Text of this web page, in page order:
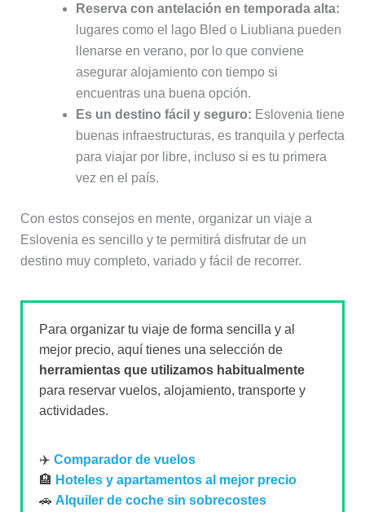
Reserva con antelación en temporada alta:
lugares como el lago Bled o Liubliana pueden
llenarse en verano, por lo que conviene
asegurar alojamiento con tiempo si
encuentras una buena opción.
Es un destino fácil y seguro: Eslovenia tiene
buenas infraestructuras, es tranquila y perfecta
para viajar por libre, incluso si es tu primera
vez en el país.
Con estos consejos en mente, organizar un viaje a
Eslovenia es sencillo y te permitirá disfrutar de un
destino muy completo, variado y fácil de recorrer.
Para organizar tu viaje de forma sencilla y al
mejor precio, aquí tienes una selección de
herramientas que utilizamos habitualmente
para reservar vuelos, alojamiento, transporte y
actividades.
✈️ Comparador de vuelos
🏨 Hoteles y apartamentos al mejor precio
🚗 Alquiler de coche sin sobrecostes